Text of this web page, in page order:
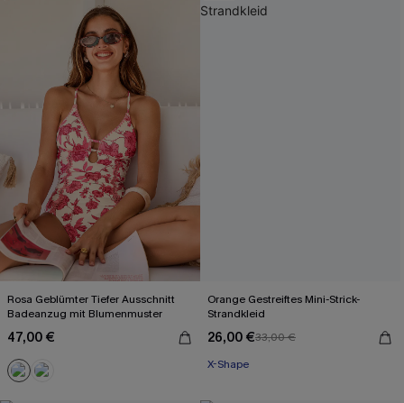
Rosa Geblümter Tiefer Ausschnitt
Badeanzug mit Blumenmuster
47,00 €
Orange Gestreiftes Mini-Strick-
Strandkleid
26,00 €33,00 €
X-Shape